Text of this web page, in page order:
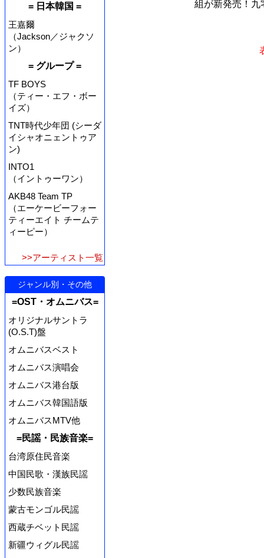
= 日本韓国 =
王嘉爾
（Jackson／ジャクソ
ン）
= グループ =
TF BOYS
（ティー・エフ・ボー
イズ）
TNT時代少年団 (シーダ
イシャオニェントゥア
ン)
INTO1
（イントゥーワン）
AKB48 Team TP
（エーケービーフォー
ティーエイト チームテ
ィーピー）
>>アーティスト一覧
ジャンル別・その他
=OST・オムニバス=
オリジナルサントラ
(O.S.T)盤
オムニバスベスト
オムニバス演唱会
オムニバス港台版
オムニバス韓国語版
オムニバスMTV他
=民謡・民族音楽=
台湾原住民音楽
中国民歌・漢族民謡
少数民族音楽
蒙古モンゴル民謡
西蔵チベット民謡
新疆ウィグル民謡
組が新発売！九